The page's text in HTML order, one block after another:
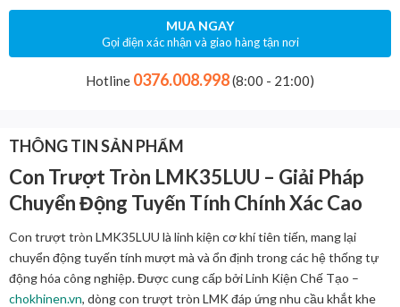
MUA NGAY
Gọi điện xác nhận và giao hàng tận nơi
Hotline 0376.008.998(8:00 - 21:00)
THÔNG TIN SẢN PHẨM
Con Trượt Tròn LMK35LUU – Giải Pháp
Chuyển Động Tuyến Tính Chính Xác Cao
Con trượt tròn LMK35LUU là linh kiện cơ khí tiên tiến, mang lại
chuyển động tuyến tính mượt mà và ổn định trong các hệ thống tự
động hóa công nghiệp. Được cung cấp bởi Linh Kiện Chế Tạo –
chokhinen.vn, dòng con trượt tròn LMK đáp ứng nhu cầu khắt khe